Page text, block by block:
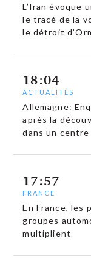
L’Iran évoque
le tracé de la
le détroit
18:04
ACTUALITÉS
Allemagne:
après la
dans un
17:57
FRANCE
En France, les
groupes
multiplient